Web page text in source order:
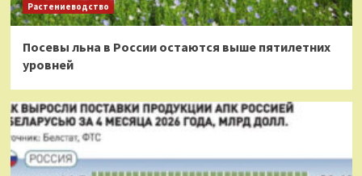
Растениеводство
Посевы льна в России остаются выше пятилетних
уровней